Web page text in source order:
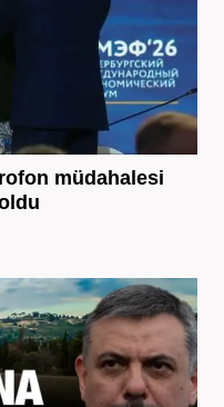
müdahalesi